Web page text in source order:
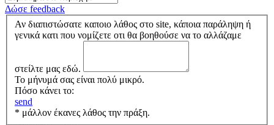
Δώσε feedback
Αν διαπιστώσατε καποιο λάθος στο site, κάποια παράληψη ή
γενικά κατι που νομίζετε οτι θα βοηθούσε να το αλλάζαμε
στείλτε μας εδώ.
Το μήνυμά σας είναι πολύ μικρό.
Πόσο κάνει το:
send
* μάλλον έκανες λάθος την πράξη.